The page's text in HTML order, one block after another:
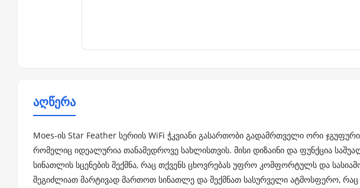
აღწერა
Moes-ის Star Feather სერიის WiFi ჭკვიანი გასართობი გადამრთველი ორი
რომელიც იდეალურია თანამედროვე სახლისთვის. მისი დიზაინი და ფუნქცია
სინათლის სცენების შექმნა, რაც თქვენს ცხოვრებას უფრო კომფორტულს და
შეგიძლიათ მარტივად მართოთ სინათლე და შექმნათ სასურველი ატმოსფერო, რაც